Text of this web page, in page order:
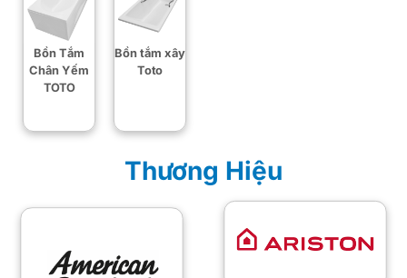
Bồn Tắm
Chân Yếm
TOTO
Bồn tắm xây
Toto
Thương Hiệu